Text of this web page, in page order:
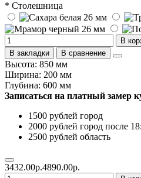
* Столешница
В
В закладки
В сравнение
Высота: 850 мм
Ширина: 200 мм
Глубина: 600 мм
Записаться на платный замер
1500 рублей город
2000 рублей город после
2500 рублей область
3432.00р.4890.00р.